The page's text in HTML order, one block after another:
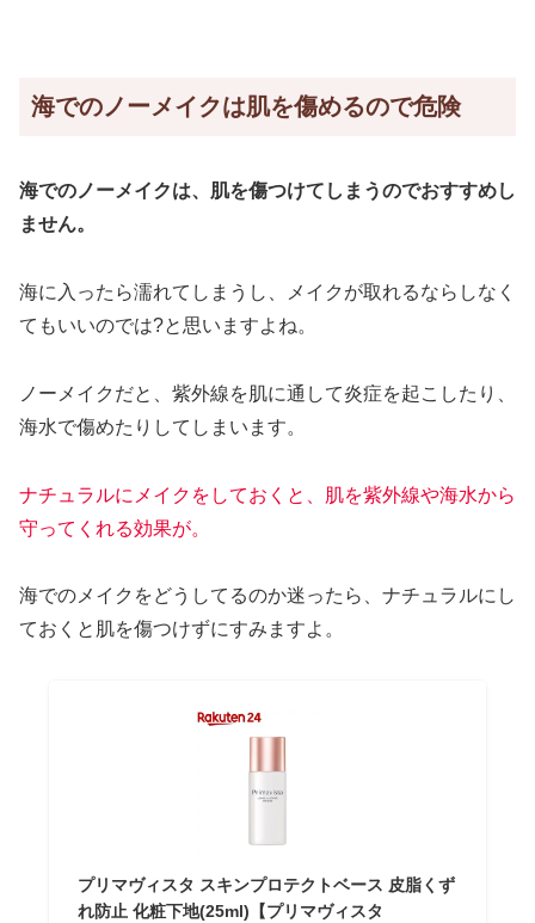
海でのノーメイクは肌を傷めるので危険
海での ノーメイクは、肌を傷つけてしまうのでおすすめし
ません。
海に入ったら濡れてしまうし、メイクが取れるならしなく
てもいいのでは?と思いますよね。
ノーメイクだと、紫外線を肌に通して炎症を起こしたり、
海水で傷めたりしてしまいます。
ナチュラルにメイクをしておくと、肌を紫外線や海水から
守ってくれる効果が。
海でのメイクをどうしてるのか迷ったら、ナチュラルにし
ておくと肌を傷つけずにすみますよ。
プリマヴィスタ スキンプロテクトベース 皮脂くず
れ防止 化粧下地(25ml)【プリマヴィスタ